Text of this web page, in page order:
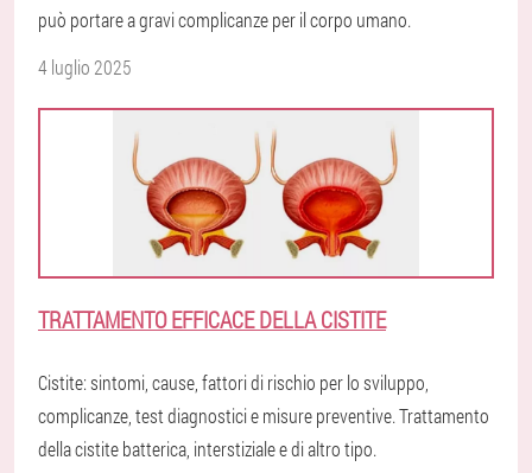
può portare a gravi complicanze per il corpo umano.
4 luglio 2025
TRATTAMENTO EFFICACE DELLA CISTITE
Cistite: sintomi, cause, fattori di rischio per lo sviluppo,
complicanze, test diagnostici e misure preventive. Trattamento
della cistite batterica, interstiziale e di altro tipo.